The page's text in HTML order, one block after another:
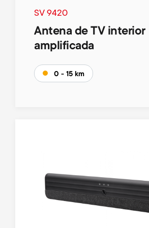
SV 9420
Antena de TV interior
amplificada
0 - 15 km